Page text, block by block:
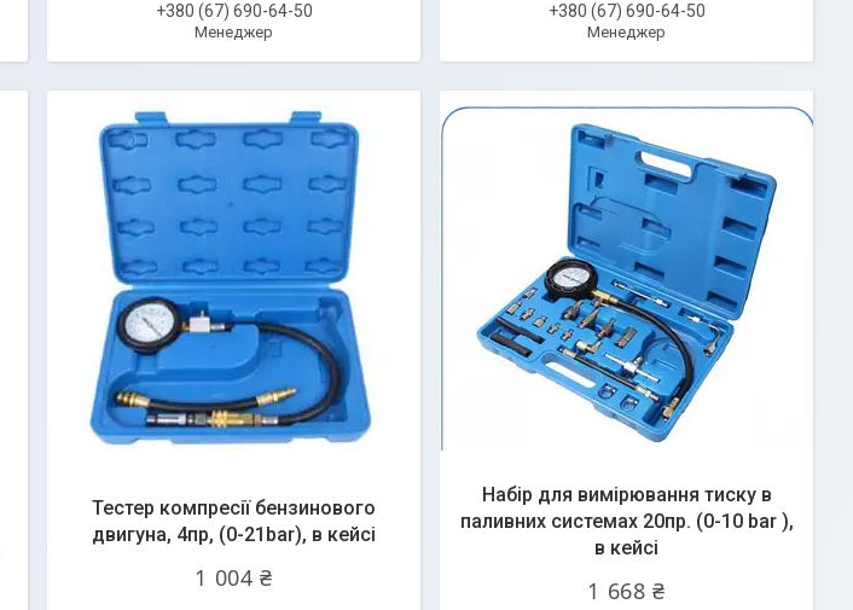
+380 (67) 690-64-50
Менеджер
+380 (67) 690-64-50
Менеджер
Тестер компресії бензинового
двигуна, 4пр, (0-21bar), в кейсі
1 004 ₴
Набір для вимірювання тиску в
паливних системах 20пр. (0-10 bar ),
в кейсі
1 668 ₴